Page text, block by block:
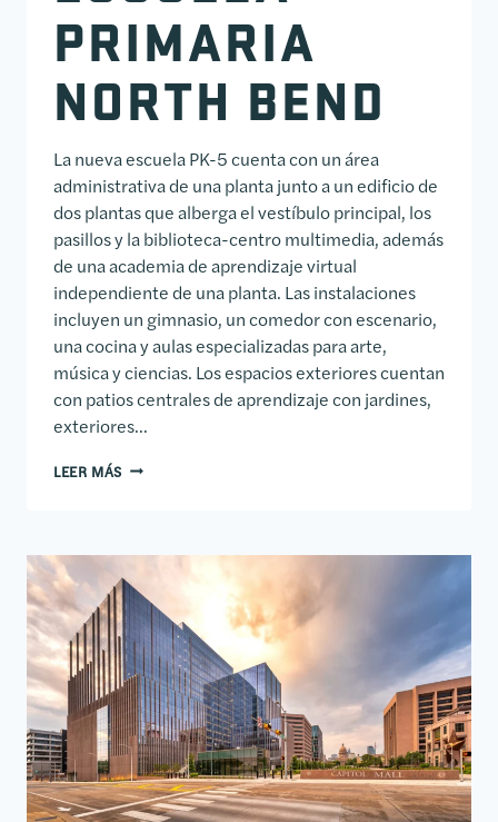
PRIMARIA
NORTH BEND
La nueva escuela PK-5 cuenta con un área
administrativa de una planta junto a un edificio de
dos plantas que alberga el vestíbulo principal, los
pasillos y la biblioteca-centro multimedia, además
de una academia de aprendizaje virtual
independiente de una planta. Las instalaciones
incluyen un gimnasio, un comedor con escenario,
una cocina y aulas especializadas para arte,
música y ciencias. Los espacios exteriores cuentan
con patios centrales de aprendizaje con jardines,
exteriores...
LEER MÁS ESCUELA PRIMARIA NORTH BEND